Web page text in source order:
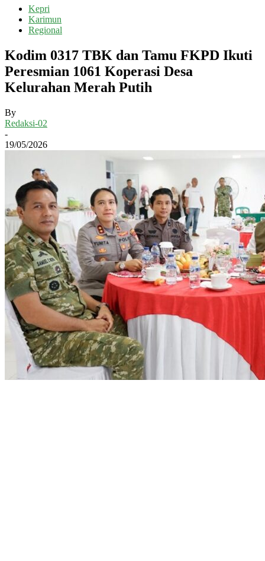
Kepri
Karimun
Regional
Kodim 0317 TBK dan Tamu FKPD Ikuti
Peresmian 1061 Koperasi Desa
Kelurahan Merah Putih
By
Redaksi-02
-
19/05/2026